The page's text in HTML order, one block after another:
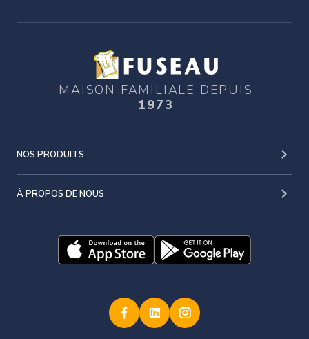
MAISON FAMILIALE DEPUIS
1973
NOS PRODUITS
À PROPOS DE NOUS